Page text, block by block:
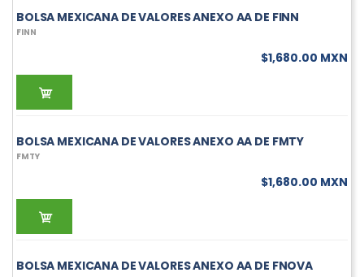
BOLSA MEXICANA DE VALORES ANEXO AA DE FINN
FINN
$1,680.00 MXN
BOLSA MEXICANA DE VALORES ANEXO AA DE FMTY
FMTY
$1,680.00 MXN
BOLSA MEXICANA DE VALORES ANEXO AA DE FNOVA